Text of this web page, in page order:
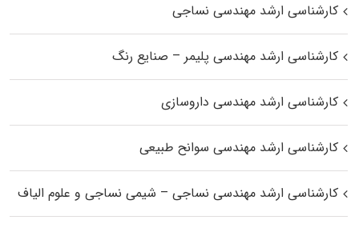
کارشناسی ارشد مهندسی نساجی
کارشناسی ارشد مهندسی پلیمر – صنایع رنگ
کارشناسی ارشد مهندسی داروسازی
کارشناسی ارشد مهندسی سوانح طبیعی
کارشناسی ارشد مهندسی نساجی – شیمی نساجی و علوم الیاف